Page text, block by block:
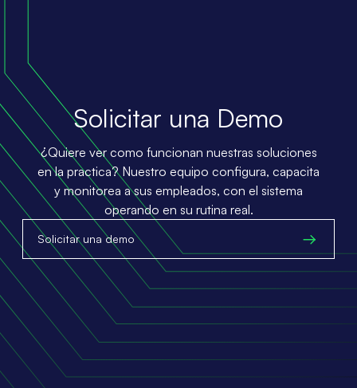
Solicitar una Demo
¿Quiere ver como funcionan nuestras soluciones
en la practica? Nuestro equipo configura, capacita
y monitorea a sus empleados, con el sistema
operando en su rutina real.
Solicitar una demo